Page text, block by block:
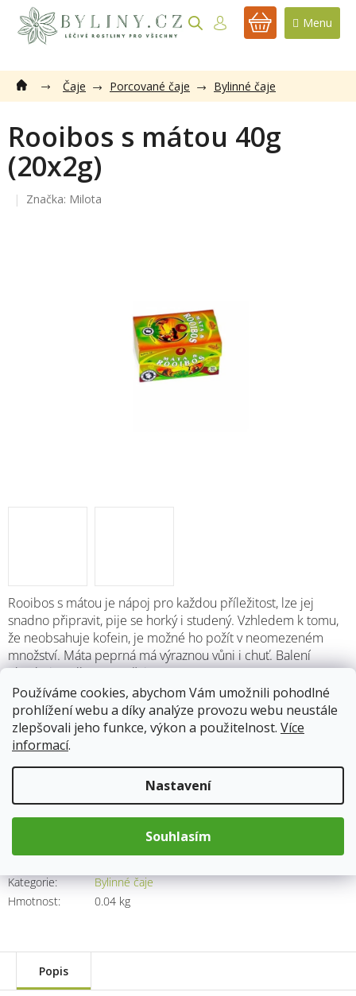
Používáme cookies, abychom Vám umožnili pohodlné
prohlížení webu a díky analýze provozu webu neustále
zlepšovali jeho funkce, výkon a použitelnost. Více
informací.
Nastavení
Souhlasím
obsah
NÁKUPNÍ
Čaje Porcované čaje Bylinné čaje
Rooibos s mátou 40g
(20x2g)
Značka: Milota
Skladem 13.8.2026
Rooibos s mátou je nápoj pro každou příležitost, lze jej
snadno připravit, pije se horký i studený. Vzhledem k tomu,
že neobsahuje kofein, je možné ho požít v neomezeném
množství. Máta peprná má výraznou vůni i chuť. Balení
obsahuje celkem 40g čaje.
Kategorie:
Bylinné čaje
Hmotnost: 0.04 kg
59 Kč
Měrná
Přidat do košíku
Popis